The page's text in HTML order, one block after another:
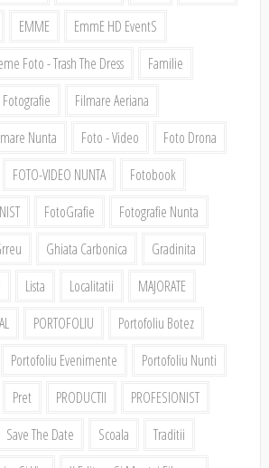
EMME
EmmE HD EventS
Foto - Trash The Dress
Familie
Filmare Aeriana
Nunta Foto - Video
Foto Drona
FOTO-VIDEO NUNTA
Fotobook
FotoGrafie
Fotografie Nunta
Ghiata Carbonica
Gradinita
Lista Localitatii
MAJORATE
PORTOFOLIU
Portofoliu Botez
Portofoliu Evenimente
Portofoliu Nunti
Pret PRODUCTII
PROFESIONIST
Save The Date Scoala
Traditii